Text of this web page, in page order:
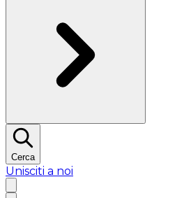
Cerca
Unisciti a noi